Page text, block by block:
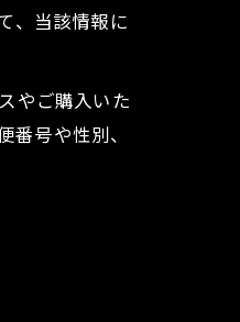
、当該情報に
やご購入いた
号や性別、